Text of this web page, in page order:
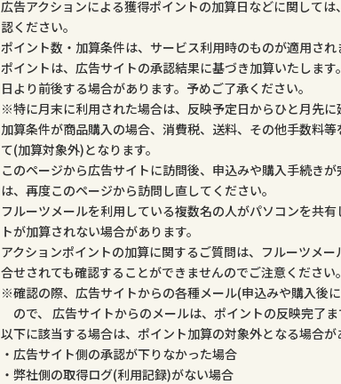
広告アクションによる獲得ポイントの加算日などに関して
認ください。
ポイント数・加算条件は、サービス利用時のものが適用され
ポイントは、広告サイトの承認結果に基づき加算いたしま
日より前後する場合があります。予めご了承ください。
特に月末に利用された場合は、反映予定日からひと月先に
加算条件が商品購入の場合、消費税、送料、その他手数料
て(加算対象外)となります。
このページから広告サイトに訪問後、申込みや購入手続き
は、再度このページから訪問し直してください。
フルーツメールを利用している複数名の人がパソコンを共
トが加算されない場合があります。
アクションポイントの加算に関するご質問は、フルーツメ
合せされても確認することができませんのでご注意ください。
確認の際、広告サイトからの各種メール(申込みや購入後
ので、 広告サイトからのメールは、ポイントの反映完了
以下に該当する場合は、ポイント加算の対象外となる場合が
広告サイト側の承認が下りなかった場合
弊社側の取得ログ(利用記録)がない場合